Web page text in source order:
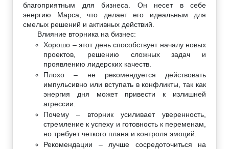
благоприятным для бизнеса. Он несет в себе
энергию Марса, что делает его идеальным для
смелых решений и активных действий.
Влияние вторника на бизнес:
Хорошо – этот день способствует началу новых
проектов, решению сложных задач и
проявлению лидерских качеств.
Плохо – не рекомендуется действовать
импульсивно или вступать в конфликты, так как
энергия дня может привести к излишней
агрессии.
Почему – вторник усиливает уверенность,
стремление к успеху и готовность к переменам,
но требует четкого плана и контроля эмоций.
Рекомендации – лучше сосредоточиться на